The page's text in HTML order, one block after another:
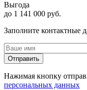
Выгода
до 1 141 000 руб.
Заполните контактные
Отправить
Нажимая кнопку
персональных данных